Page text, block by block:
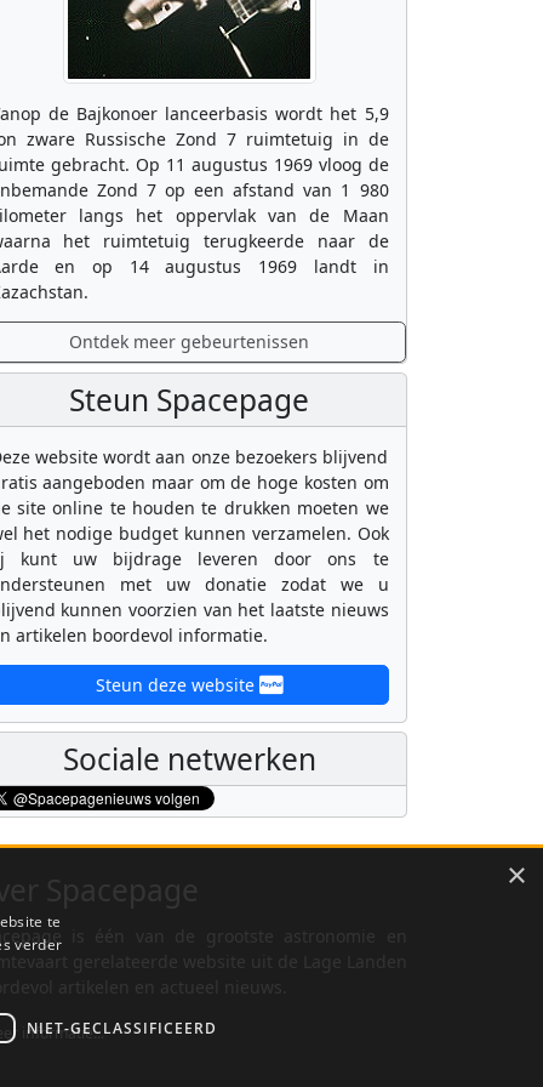
de Bajkonoer lanceerbasis wordt het 5,9
zware Russische Zond 7 ruimtetuig in de
gebracht. Op 11 augustus 1969 vloog de
Zond 7 op een afstand van 1 980
langs het oppervlak van de Maan
het ruimtetuig terugkeerde naar de
en op 14 augustus 1969 landt in
Ontdek meer gebeurtenissen
Steun Spacepage
website wordt aan onze bezoekers blijvend
aangeboden maar om de hoge kosten om
site online te houden te drukken moeten we
het nodige budget kunnen verzamelen. Ook
kunt uw bijdrage leveren door ons te
met uw donatie zodat we u
kunnen voorzien van het laatste nieuws
artikelen boordevol informatie.
Steun deze website
Sociale netwerken
is één van de grootste astronomie en
informatie...
×
te
verder
NIET-GECLASSIFICEERD